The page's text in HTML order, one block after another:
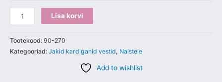
Lisa korvi
Tootekood: 90-270
Kategooriad: Jakid kardiganid vestid, Naistele
Add to wishlist